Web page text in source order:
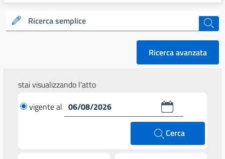
Ricerca semplice cerca
Ricerca avanzata
stai visualizzando l'atto
vigente al
Cerca